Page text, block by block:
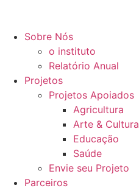
Sobre Nós
o instituto
Relatório Anual
Projetos
Projetos Apoiados
Agricultura
Arte & Cultura
Educação
Saúde
Envie seu Projeto
Parceiros